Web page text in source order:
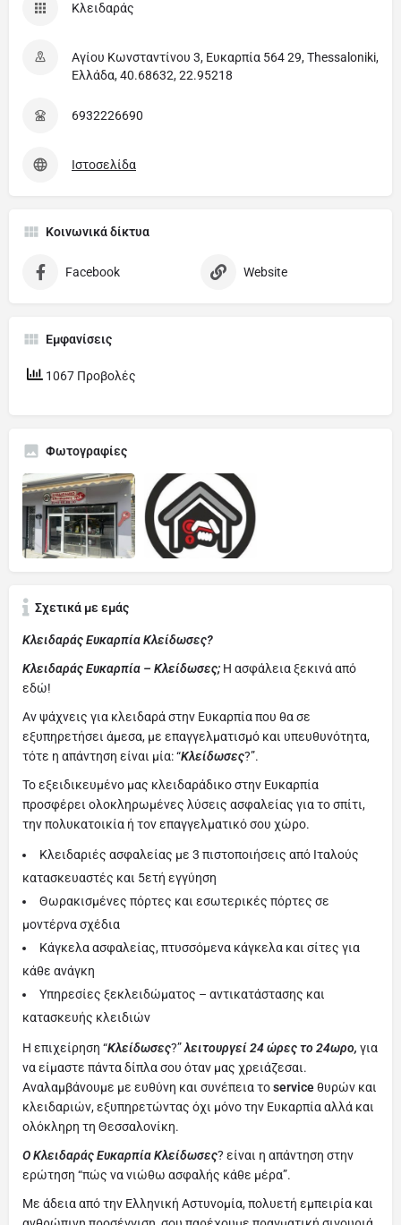
Κλειδαράς
Αγίου Κωνσταντίνου 3, Ευκαρπία 564 29, Thessaloniki,
Ελλάδα, 40.68632, 22.95218
6932226690
Ιστοσελίδα
Κοινωνικά δίκτυα
Facebook Website
Εμφανίσεις
1067 Προβολές
Φωτογραφίες
Σχετικά με εμάς
Κλειδαράς Ευκαρπία Κλείδωσες?
Κλειδαράς Ευκαρπία – Κλείδωσες; Η ασφάλεια ξεκινά από
εδώ!
Αν ψάχνεις για κλειδαρά στην Ευκαρπία που θα σε
εξυπηρετήσει άμεσα, με επαγγελματισμό και υπευθυνότητα,
τότε η απάντηση είναι μία: “Κλείδωσες?”.
Το εξειδικευμένο μας κλειδαράδικο στην Ευκαρπία
προσφέρει ολοκληρωμένες λύσεις ασφαλείας για το σπίτι,
την πολυκατοικία ή τον επαγγελματικό σου χώρο.
Κλειδαριές ασφαλείας με 3 πιστοποιήσεις από Ιταλούς
κατασκευαστές και 5ετή εγγύηση
Θωρακισμένες πόρτες και εσωτερικές πόρτες σε
μοντέρνα σχέδια
Κάγκελα ασφαλείας, πτυσσόμενα κάγκελα και σίτες για
κάθε ανάγκη
Υπηρεσίες ξεκλειδώματος – αντικατάστασης και
κατασκευής κλειδιών
Η επιχείρηση “Κλείδωσες?”λειτουργεί24 ώρες το 24ωρο, για
να είμαστε πάντα δίπλα σου όταν μας χρειάζεσαι.
Αναλαμβάνουμε με ευθύνη και συνέπεια τοserviceθυρών και
κλειδαριών, εξυπηρετώντας όχι μόνο την Ευκαρπία αλλά και
ολόκληρη τη Θεσσαλονίκη.
Ο Κλειδαράς ΕυκαρπίαΚλείδωσες? είναι η απάντηση στην
ερώτηση “πώς να νιώθω ασφαλής κάθε μέρα”.
Με άδεια από την Ελληνική Αστυνομία, πολυετή εμπειρία και